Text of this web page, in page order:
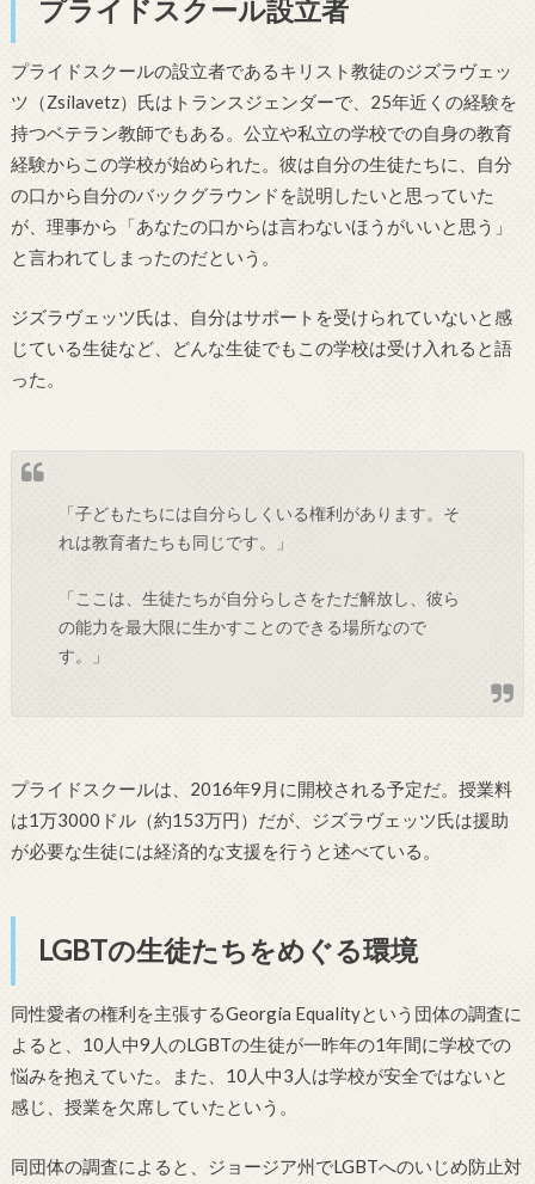
プライドスクール設立者
プライドスクールの設立者であるキリスト教徒のジズラヴェッ
ツ（Zsilavetz）氏はトランスジェンダーで、25年近くの経験を
持つベテラン教師でもある。公立や私立の学校での自身の教育
経験からこの学校が始められた。彼は自分の生徒たちに、自分
の口から自分のバックグラウンドを説明したいと思っていた
が、理事から「あなたの口からは言わないほうがいいと思う」
と言われてしまったのだという。
ジズラヴェッツ氏は、自分はサポートを受けられていないと感
じている生徒など、どんな生徒でもこの学校は受け入れると語
った。
「子どもたちには自分らしくいる権利があります。そ
れは教育者たちも同じです。」
「ここは、生徒たちが自分らしさをただ解放し、彼ら
の能力を最大限に生かすことのできる場所なので
す。」
プライドスクールは、2016年9月に開校される予定だ。授業料
は1万3000ドル（約153万円）だが、ジズラヴェッツ氏は援助
が必要な生徒には経済的な支援を行うと述べている。
LGBTの生徒たちをめぐる環境
同性愛者の権利を主張するGeorgia Equalityという団体の調査に
よると、10人中9人のLGBTの生徒が一昨年の1年間に学校での
悩みを抱えていた。また、10人中3人は学校が安全ではないと
感じ、授業を欠席していたという。
同団体の調査によると、ジョージア州でLGBTへのいじめ防止対